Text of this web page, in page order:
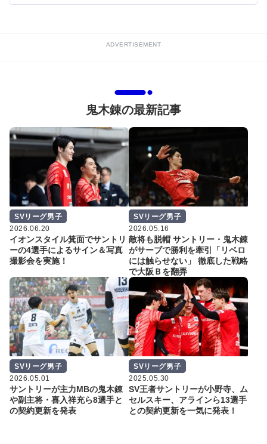
ADVERTISEMENT
鬼木錬の最新記事
SVリーグ男子
2026.06.20
イオンスタイル箕面でサントリ
ーの4選手によるサイン＆写真
撮影会を実施！
SVリーグ男子
2026.05.16
敵将も脱帽 サントリー・鬼木錬
がサーブで勝利を牽引「リベロ
には触らせない」 徹底した戦略
で大阪Ｂを翻弄
SVリーグ男子
2026.05.01
サントリーが主力MBの鬼木錬
や副主将・喜入祥充ら8選手と
の契約更新を発表
SVリーグ男子
2025.05.30
SV王者サントリーが小野寺、ム
セルスキー、アラインら13選手
との契約更新を一気に発表！